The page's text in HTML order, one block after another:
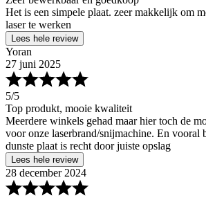
Het is een simpele plaat. zeer makkelijk om
laser te werken
Lees hele review
Yoran
27 juni 2025
5/5
Top produkt, mooie kwaliteit
Meerdere winkels gehad maar hier toch de
voor onze laserbrand/snijmachine. En vooral
dunste plaat is recht door juiste opslag
Lees hele review
28 december 2024